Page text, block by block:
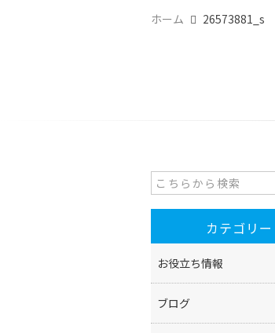
ホーム 26573881_s
カテゴリー
お役立ち情報
ブログ